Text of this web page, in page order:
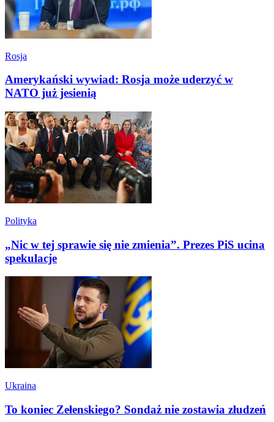
Rosja
Amerykański wywiad: Rosja może uderzyć w
NATO już jesienią
Polityka
„Nic w tej sprawie się nie zmienia”. Prezes PiS ucina
spekulacje
Ukraina
To koniec Zełenskiego? Sondaż nie zostawia złudzeń